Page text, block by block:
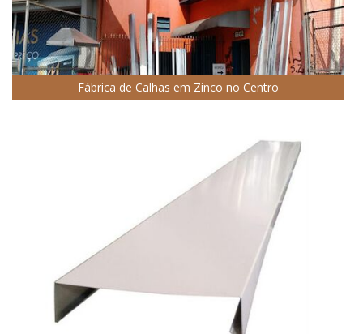
Fábrica de Calhas em Zinco no Centro